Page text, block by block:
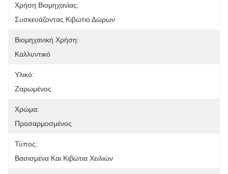
Χρήση Βιομηχανίας:
Συσκευάζοντας Κιβώτιο Δώρων
Βιομηχανική Χρήση:
Καλλυντικό
Υλικό:
Ζαρωμένος
Χρώμα:
Προσαρμοσμένος
Τύπος:
Βασισμένα Και Κιβώτια Χειλιών